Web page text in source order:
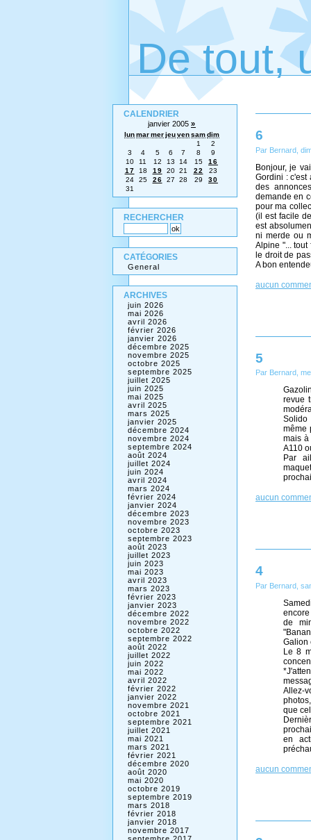
De tout,
6
Par Bernard,
Bonjour, je
Gordini : c'est
des
demande en
pour ma
(il est facile
est
ni merde ou
Alpine "...
le droit de
A bon
aucun
5
Par Bernard,
revue
même
mais
A110
Par
aucun
4
Par Bernard,
de
Galion
Le 8
Allez-
que
en
aucun
CALENDRIER
janvier 2005 »
lunmarmerjeuvensamdim
1
2
3
4 5 6 7 8
9
10
11 12 13 14 15
16
17
18 19 20 21 22
23
24
25 26 27 28 29
30
31
RECHERCHER
CATÉGORIES
General
ARCHIVES
juin 2026
mai 2026
avril 2026
février 2026
janvier 2026
décembre 2025
novembre 2025
octobre 2025
septembre 2025
juillet 2025
juin 2025
mai 2025
avril 2025
mars 2025
janvier 2025
décembre 2024
novembre 2024
septembre 2024
août 2024
juillet 2024
juin 2024
avril 2024
mars 2024
février 2024
janvier 2024
décembre 2023
novembre 2023
octobre 2023
septembre 2023
août 2023
juillet 2023
juin 2023
mai 2023
avril 2023
mars 2023
février 2023
janvier 2023
décembre 2022
novembre 2022
octobre 2022
septembre 2022
août 2022
juillet 2022
juin 2022
mai 2022
avril 2022
février 2022
janvier 2022
novembre 2021
octobre 2021
septembre 2021
juillet 2021
mai 2021
mars 2021
février 2021
décembre 2020
août 2020
mai 2020
octobre 2019
septembre 2019
mars 2018
février 2018
janvier 2018
novembre 2017